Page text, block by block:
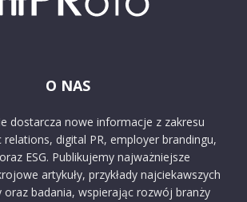
O NAS
dostarcza nowe informacje z zakresu
digital PR, employer brandingu,
ESG. Publikujemy najważniejsze
artykuły, przykłady najciekawszych
oraz badania, wspierając rozwój branży